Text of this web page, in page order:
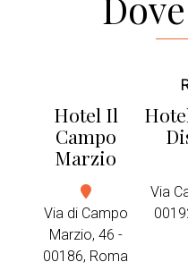
Tipologie di
Hotel Il
Campo
Marzio
Via di Campo
Marzio, 46 -
00186, Roma
Via